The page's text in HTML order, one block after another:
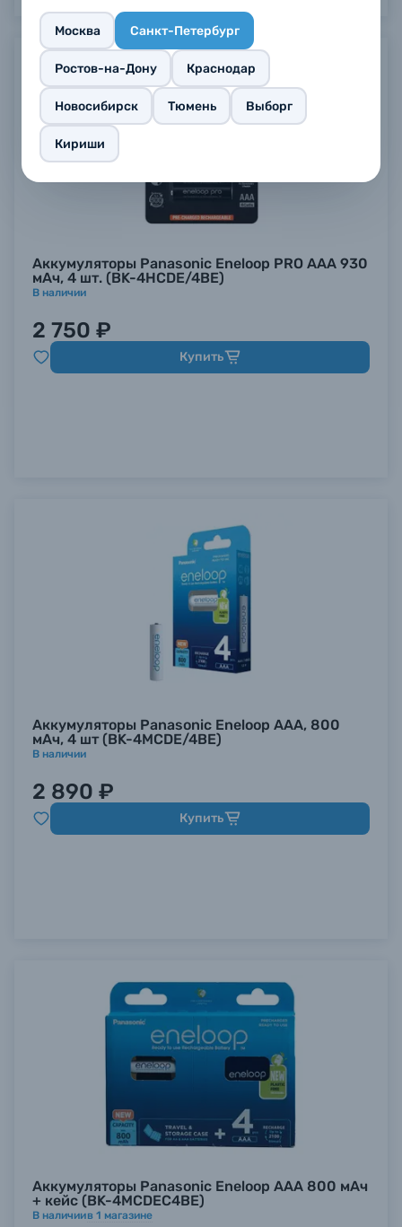
Москва Санкт-Петербург
Ростов-на-Дону Краснодар
Новосибирск Тюмень Выборг
Кириши
Аккумуляторы Panasonic Eneloop PRO AAA 930
мАч, 4 шт. (BK-4HCDE/4BE)
В наличии
2 750 ₽
Купить
Аккумуляторы Panasonic Eneloop AAA, 800
мАч, 4 шт (BK-4MCDE/4BE)
В наличии
2 890 ₽
Купить
Аккумуляторы Panasonic Eneloop AAA 800 мАч
+ кейс (BK-4MCDEC4BE)
В наличиив 1 магазине